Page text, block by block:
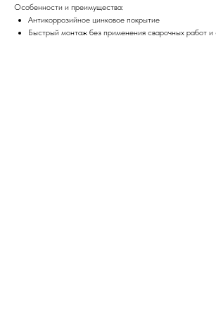
Особенности и преимущества:
Антикоррозийное цинковое покрытие
Быстрый монтаж без применения сварочных работ и